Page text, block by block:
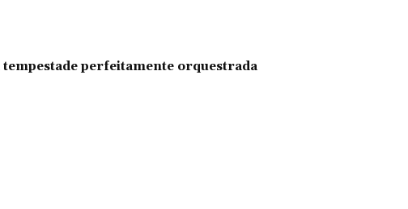
perfeitamente orquestrada